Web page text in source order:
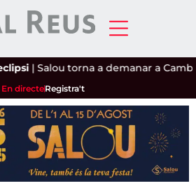
|Salou torna a demanar a Cambrils
En directeRegistra't